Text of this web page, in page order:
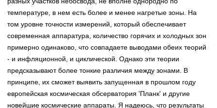
температуре, в нем есть более и менее нагретые зоны. На
том уровне точности измерений, который обеспечивает
современная аппаратура, количество горячих и холодных зон
примерно одинаково, что совпадаете выводами обеих теорий
- и инфляционной, и циклической. Однако эти теории
предсказывают более тонкие различия между зонами. В
принципе, их сможет выявить запущенная в прошлом году
европейская космическая обсерватория 'Планк' и другие
новейшие космические аппараты. Я надеюсь, что результаты